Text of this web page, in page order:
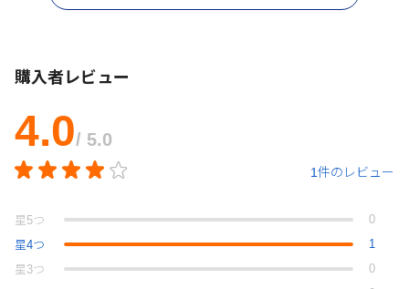
購入者レビュー
4.0/ 5.0
1件のレビュー
星 5つ
0
星4つ
1
星 3つ
0